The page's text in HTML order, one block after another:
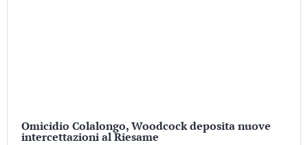
Omicidio Colalongo, Woodcock deposita nuove
intercettazioni al Riesame